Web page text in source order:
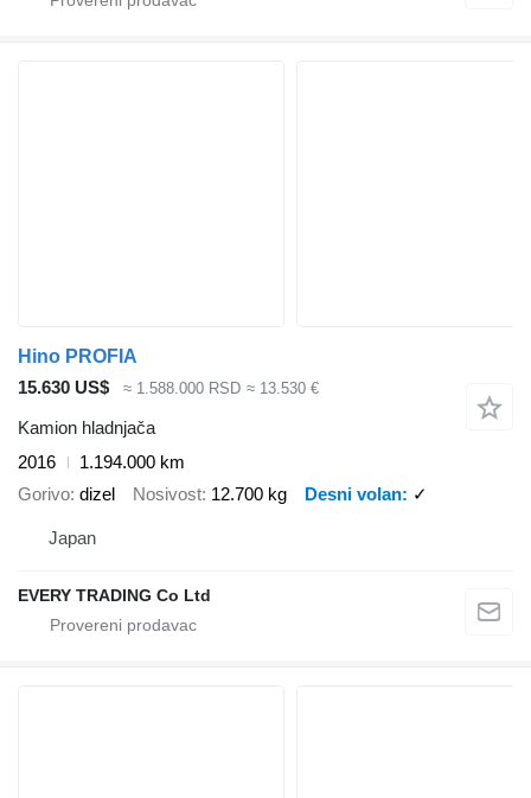
Hino PROFIA
15.630 US$
≈ 1.588.000 RSD ≈ 13.530 €
Kamion hladnjača
2016
1.194.000 km
Gorivo dizel Nosivost 12.700 kg Desni volan ✓
Japan
EVERY TRADING Co Ltd